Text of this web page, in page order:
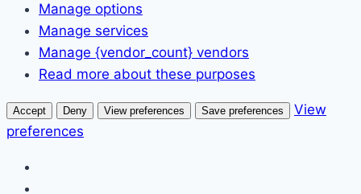
Manage options
Manage services
Manage {vendor_count} vendors
Read more about these purposes
Accept Deny View preferences Save preferences
View
preferences